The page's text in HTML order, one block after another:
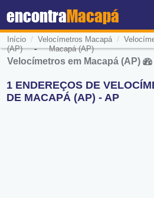
encontraMacapá
Início / Velocímetros Macapá/
(AP)-Macapá (AP)
Velocímetros em Macapá (AP)
1 ENDEREÇOS DE
DE MACAPÁ (AP) - AP